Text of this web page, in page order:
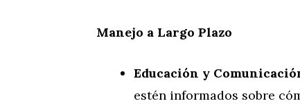
Manejo a Largo Plazo
Educación y
estén informados sobre